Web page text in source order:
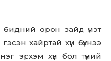
бидний орон зайд үнэт
хайртай хүн бүхнээ
эрхэм хүн бол түүний